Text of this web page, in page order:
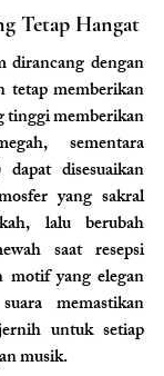
Tetap Hangat
dengan
tetap memberikan
tinggi memberikan
sementara
dapat disesuaikan
yang sakral
lalu berubah
saat resepsi
motif yang elegan
memastikan
untuk setiap
musik.